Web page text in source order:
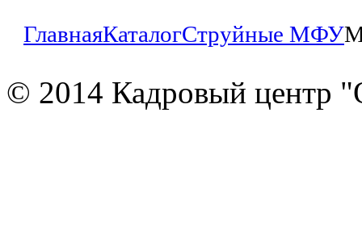
ГлавнаяКаталогСтруйные МФУ
© 2014 Кадровый центр